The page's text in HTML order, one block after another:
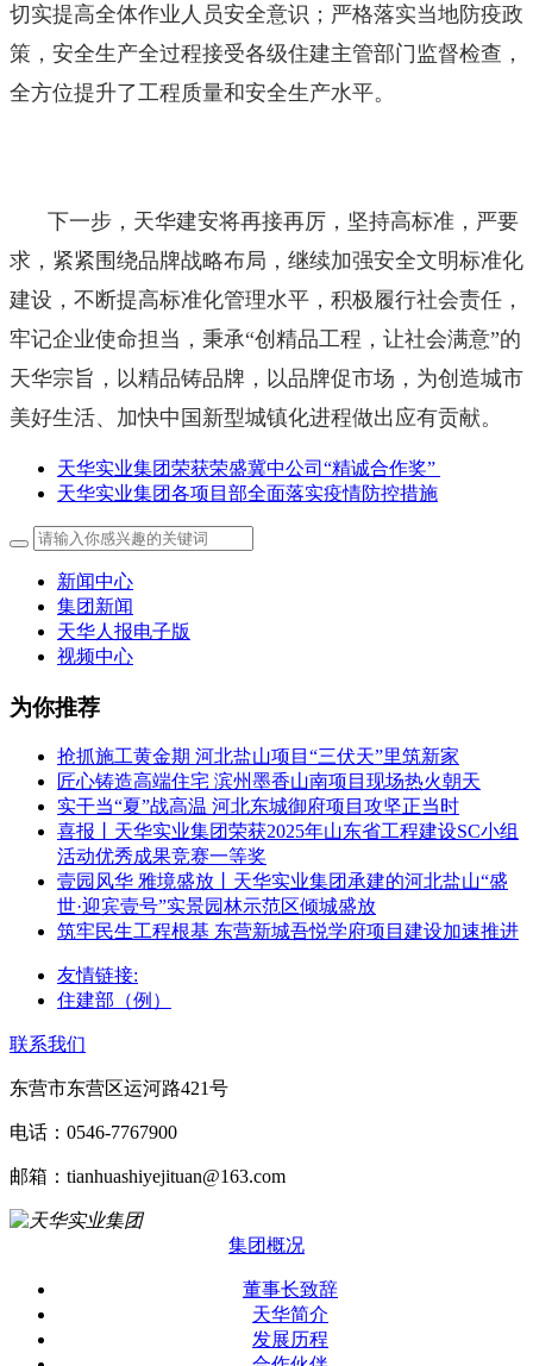
切实提高全体作业人员安全意识；严格落实当地防疫政
策，安全生产全过程接受各级住建主管部门监督检查，
全方位提升了工程质量和安全生产水平。
下一步，天华建安将再接再厉，坚持高标准，严要
求，紧紧围绕品牌战略布局，继续加强安全文明标准化
建设，不断提高标准化管理水平，积极履行社会责任，
牢记企业使命担当，秉承“创精品工程，让社会满意”的
天华宗旨，以精品铸品牌，以品牌促市场，为创造城市
美好生活、加快中国新型城镇化进程做出应有贡献。
天华实业集团荣获荣盛冀中公司“精诚合作奖”
天华实业集团各项目部全面落实疫情防控措施
新闻中心
集团新闻
天华人报电子版
视频中心
为你推荐
抢抓施工黄金期 河北盐山项目“三伏天”里筑新家
匠心铸造高端住宅 滨州墨香山南项目现场热火朝天
实干当“夏”战高温 河北东城御府项目攻坚正当时
喜报丨天华实业集团荣获2025年山东省工程建设SC小组
活动优秀成果竞赛一等奖
壹园风华 雅境盛放丨天华实业集团承建的河北盐山“盛
世·迎宾壹号”实景园林示范区倾城盛放
筑牢民生工程根基 东营新城吾悦学府项目建设加速推进
友情链接:
住建部（例）
联系我们
东营市东营区运河路421号
电话：0546-7767900
邮箱：tianhuashiyejituan@163.com
集团概况
董事长致辞
天华简介
发展历程